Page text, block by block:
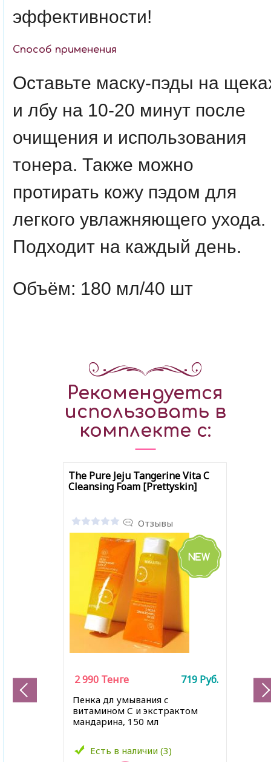
эффективности!
Способ применения
Оставьте маску-пэды на
и лбу на 10-20 минут после
очищения и использования
тонера. Также можно
протирать кожу пэдом для
легкого увлажняющего ухода.
Подходит на каждый день.
Объём: 180 мл/40 шт
Рекомендуется
использовать в
комплекте с:
The Pure Jeju Tangerine Vita C
Cleansing Foam [Prettyskin]
Отзывы
Пенка дл умывания с
витамином С и экстрактом
мандарина, 150 мл
Есть в наличии (3)
2 990 Тенге 719 Руб.